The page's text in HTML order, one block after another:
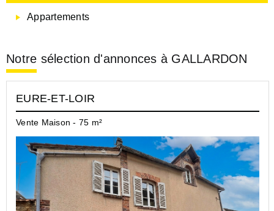
Appartements
Notre sélection d'annonces à GALLARDON
EURE-ET-LOIR
Vente Maison - 75 m²